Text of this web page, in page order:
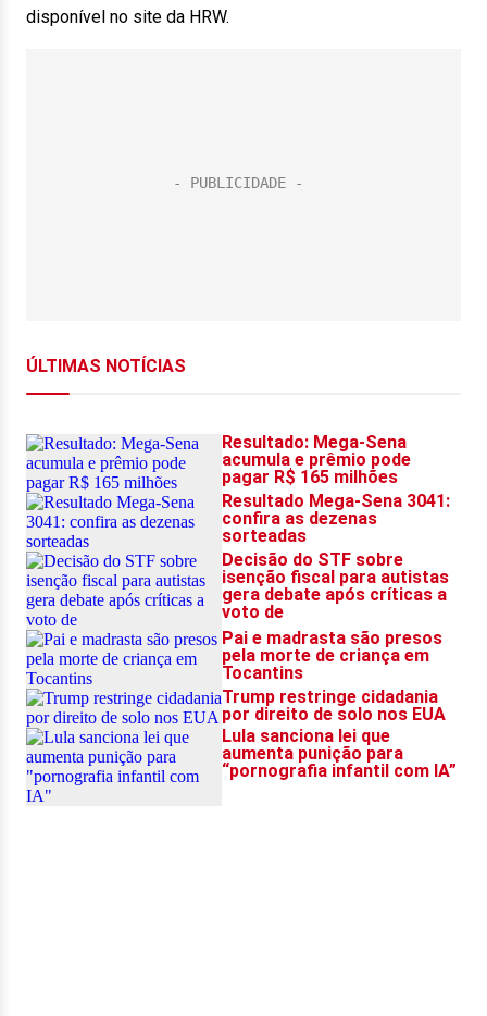
disponível no site da HRW.